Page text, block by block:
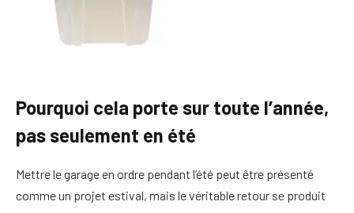
Pourquoi cela porte sur toute l’année,
pas seulement en été
Mettre le garage en ordre pendant l’été peut être présenté
comme un projet estival, mais le véritable retour se produit